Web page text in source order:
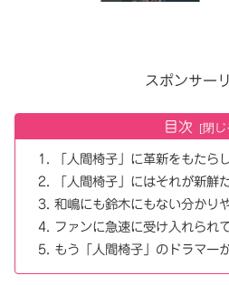
スポンサー
目次
「人間椅子」に革新をもたら
「人間椅子」にはそれが新鮮
和嶋にも鈴木にもない分かり
ファンに急速に受け入れられ
もう「人間椅子」のドラマー